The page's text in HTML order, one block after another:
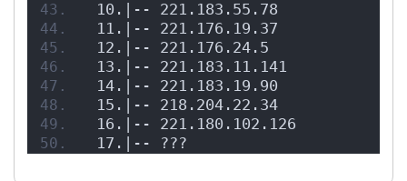
10.|-- 221.183.55.78
11.|-- 221.176.19.37
12.|-- 221.176.24.5
13.|-- 221.183.11.141
14.|-- 221.183.19.90
15.|-- 218.204.22.34
16.|-- 221.180.102.126
17.|-- ???